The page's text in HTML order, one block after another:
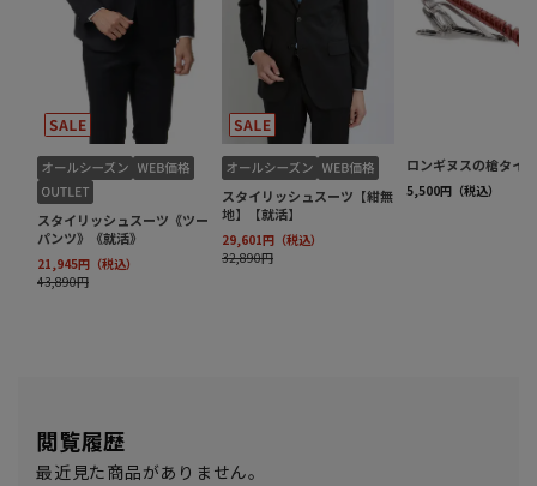
閲覧履歴
最近見た商品がありません。